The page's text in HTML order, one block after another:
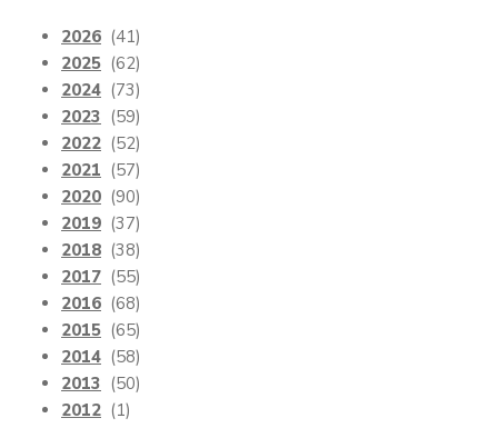
2026 (41)
2025 (62)
2024 (73)
2023 (59)
2022 (52)
2021 (57)
2020 (90)
2019 (37)
2018 (38)
2017 (55)
2016 (68)
2015 (65)
2014 (58)
2013 (50)
2012 (1)